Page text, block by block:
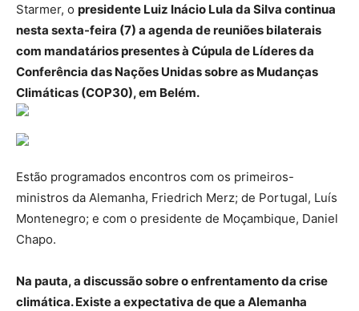
Starmer, o presidente Luiz Inácio Lula da Silva continua
nesta sexta-feira (7) a agenda de reuniões bilaterais
com mandatários presentes à Cúpula de Líderes da
Conferência das Nações Unidas sobre as Mudanças
Climáticas (COP30), em Belém.
Estão programados encontros com os primeiros-
ministros da Alemanha, Friedrich Merz; de Portugal, Luís
Montenegro; e com o presidente de Moçambique, Daniel
Chapo.
Na pauta, a discussão sobre o enfrentamento da crise
climática. Existe a expectativa de que a Alemanha